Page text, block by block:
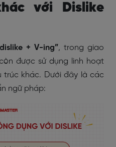
với Dislike
+ V-ing”, trong giao
được sử dụng linh hoạt
trúc khác. Dưới đây là các
ngữ pháp: